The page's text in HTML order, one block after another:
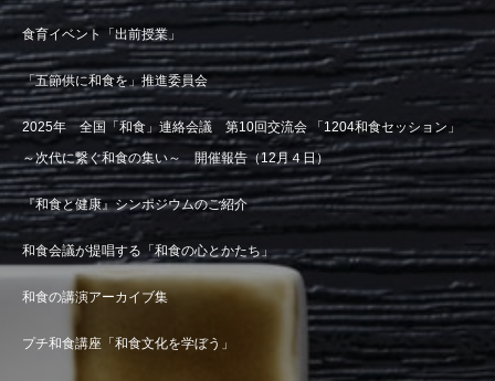
食育イベント「出前授業」
「五節供に和食を」推進委員会
2025年 全国「和食」連絡会議 第10回交流会 「1204和食セッション」
～次代に繋ぐ和食の集い～ 開催報告（12月４日）
『和食と健康』シンポジウムのご紹介
和食会議が提唱する「和食の心とかたち」
和食の講演アーカイブ集
プチ和食講座「和食文化を学ぼう」